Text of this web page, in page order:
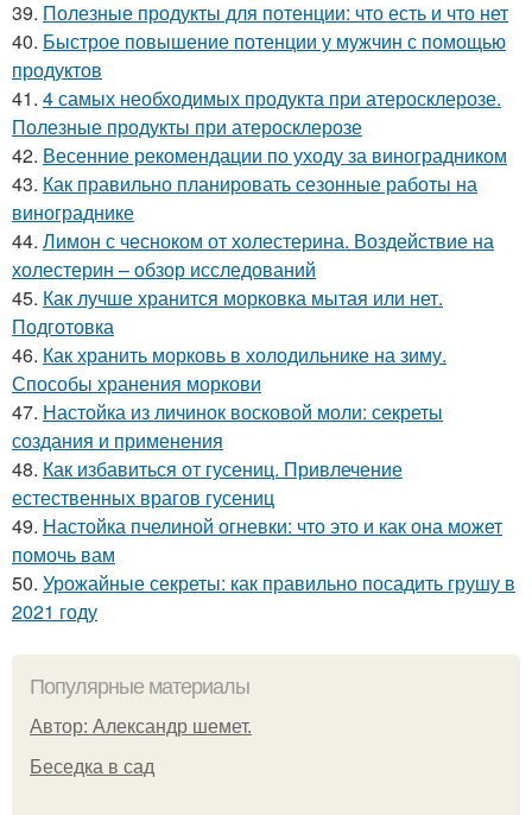
39. Полезные продукты для потенции: что есть и что нет
40. Быстрое повышение потенции у мужчин с помощью
продуктов
41. 4 самых необходимых продукта при атеросклерозе.
Полезные продукты при атеросклерозе
42. Весенние рекомендации по уходу за виноградником
43. Как правильно планировать сезонные работы на
винограднике
44. Лимон с чесноком от холестерина. Воздействие на
холестерин – обзор исследований
45. Как лучше хранится морковка мытая или нет.
Подготовка
46. Как хранить морковь в холодильнике на зиму.
Способы хранения моркови
47. Настойка из личинок восковой моли: секреты
создания и применения
48. Как избавиться от гусениц. Привлечение
естественных врагов гусениц
49. Настойка пчелиной огневки: что это и как она может
помочь вам
50. Урожайные секреты: как правильно посадить грушу в
2021 году
Популярные материалы
Автор: Александр шемет.
Беседка в сад